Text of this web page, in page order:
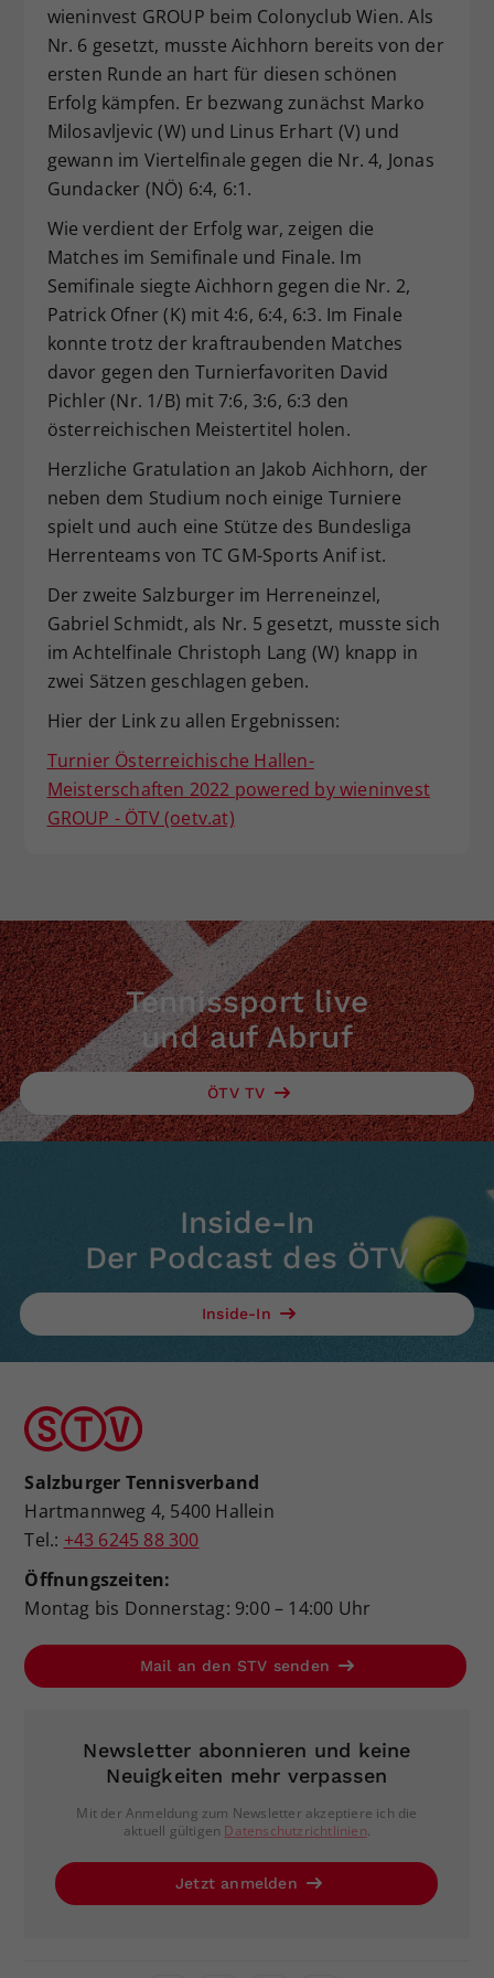
wieninvest GROUP beim Colonyclub Wien. Als
Nr. 6 gesetzt, musste Aichhorn bereits von der
ersten Runde an hart für diesen schönen
Erfolg kämpfen. Er bezwang zunächst Marko
Milosavljevic (W) und Linus Erhart (V) und
gewann im Viertelfinale gegen die Nr. 4, Jonas
Gundacker (NÖ) 6:4, 6:1.
Wie verdient der Erfolg war, zeigen die
Matches im Semifinale und Finale. Im
Semifinale siegte Aichhorn gegen die Nr. 2,
Patrick Ofner (K) mit 4:6, 6:4, 6:3. Im Finale
konnte trotz der kraftraubenden Matches
davor gegen den Turnierfavoriten David
Pichler (Nr. 1/B) mit 7:6, 3:6, 6:3 den
österreichischen Meistertitel holen.
Herzliche Gratulation an Jakob Aichhorn, der
neben dem Studium noch einige Turniere
spielt und auch eine Stütze des Bundesliga
Herrenteams von TC GM-Sports Anif ist.
Der zweite Salzburger im Herreneinzel,
Gabriel Schmidt, als Nr. 5 gesetzt, musste sich
im Achtelfinale Christoph Lang (W) knapp in
zwei Sätzen geschlagen geben.
Hier der Link zu allen Ergebnissen:
Turnier Österreichische Hallen-
Meisterschaften 2022 powered by wieninvest
GROUP - ÖTV (oetv.at)
Tennissport live
und auf Abruf
ÖTV TV
Inside-In
Der Podcast des ÖTV
Inside-In
Salzburger Tennisverband
Hartmannweg 4, 5400 Hallein
Tel.: +43 6245 88 300
Öffnungszeiten:
Montag bis Donnerstag: 9:00 – 14:00 Uhr
Mail an den STV senden
Newsletter abonnieren und keine
Neuigkeiten mehr verpassen
Mit der Anmeldung zum Newsletter akzeptiere ich die
aktuell gültigen Datenschutzrichtlinien.
Jetzt anmelden
Zweck
Dieser Wert speichert Ihre Consent-
Einstellungen. Unter anderem eine
zufällig generierte ID, für die
historische Speicherung Ihrer
vorgenommen Einstellungen, falls der
Webseiten-Betreiber dies eingestellt
hat.